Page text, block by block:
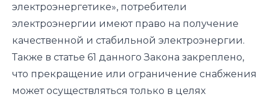
электроэнергетике», потребители
электроэнергии имеют право на получение
качественной и стабильной электроэнергии.
Также в статье 61 данного Закона закреплено,
что прекращение или ограничение снабжения
может осуществляться только в целях